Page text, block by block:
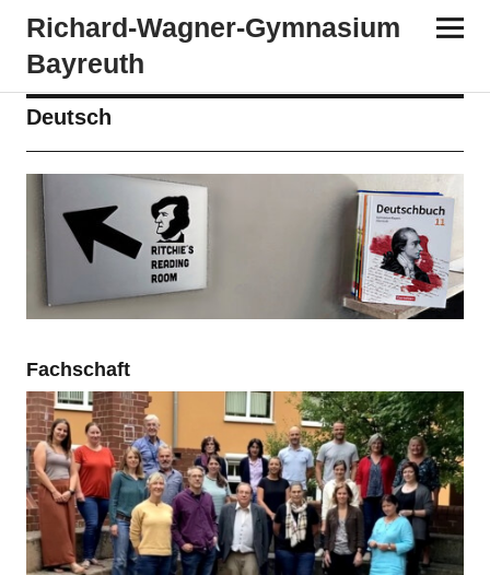
Richard-​​Wagner-​​Gymnasium
Bayreuth
Deutsch
Fachschaft